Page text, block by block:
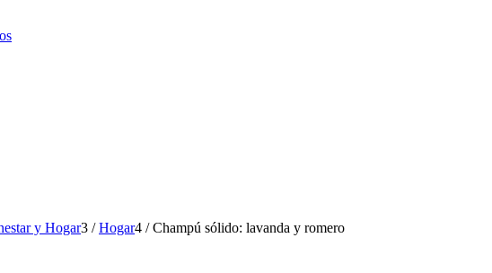
y Hogar3 / Hogar4 / Champú sólido: lavanda y romero